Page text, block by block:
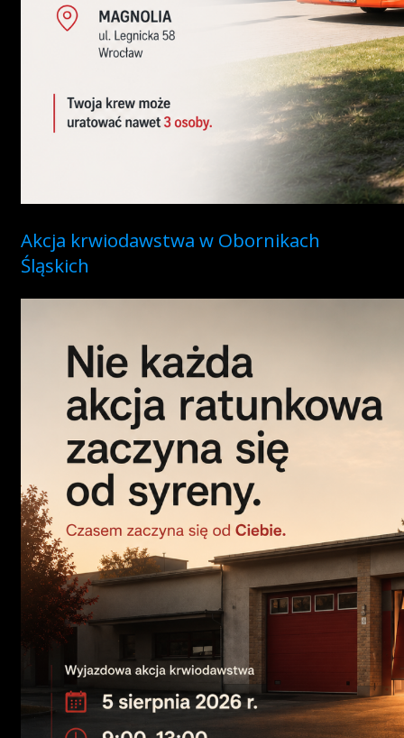
Akcja krwiodawstwa w Obornikach
Śląskich